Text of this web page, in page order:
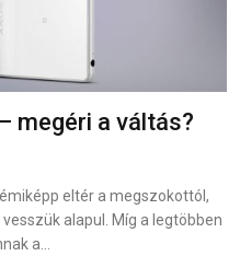
megéri a váltás?
eltér a megszokottól,
alapul. Míg a legtöbben
a…